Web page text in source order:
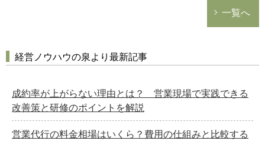
一覧へ
経営ノウハウの泉より最新記事
成約率が上がらない理由とは？ 営業現場で実践できる
改善策と研修のポイントを解説
営業代行の料金相場はいくら？費用の仕組みと比較する